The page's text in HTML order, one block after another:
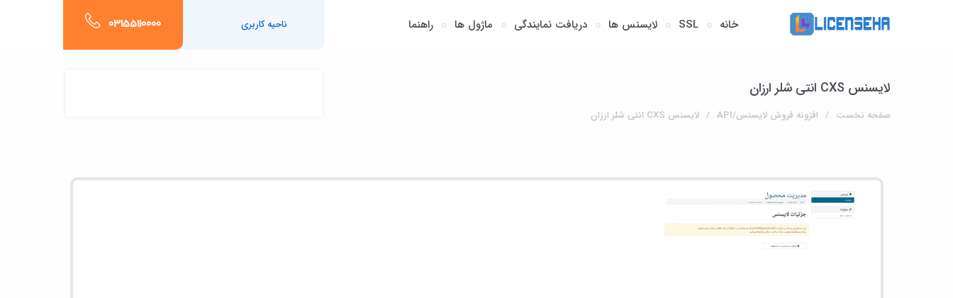
خانه SSL لایسنس ها دریافت نمایندگی ماژول ها راهنما ناحیه کاربری 03155110000
لایسنس CXS انتی شلر ارزان
صفحه نخست افزونه فروش لایسنس/API لایسنس CXS انتی شلر ارزان